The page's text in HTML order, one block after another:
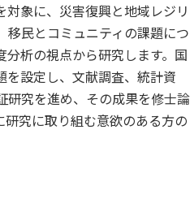
象に、災害復興と地域レジリ
移民とコミュニティの課題につ
析の視点から研究します。国
を設定し、文献調査、統計資
研究を進め、その成果を修士論
究に取り組む意欲のある方の